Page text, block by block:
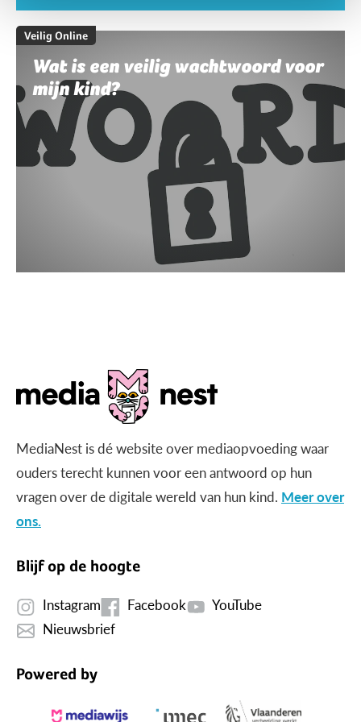
Veilig Online
Wat is een veilig wachtwoord voor
mijn kind?
MediaNest is dé website over mediaopvoeding waar
ouders terecht kunnen voor een antwoord op hun
vragen over de digitale wereld van hun kind. Meer over
ons.
Blijf op de hoogte
Instagram Facebook
YouTube
Nieuwsbrief
Powered by